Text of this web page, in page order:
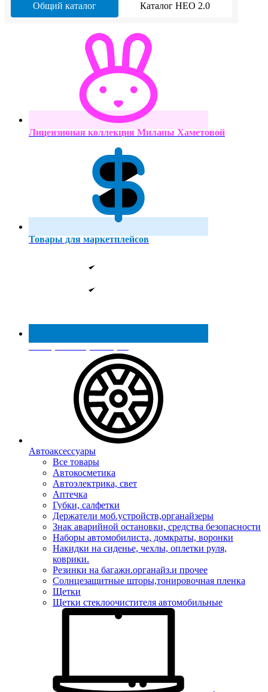
Общий каталог Каталог НЕО 2.0
Лицензионая коллекция Миланы Хаметовой
Товары для маркетплейсов
Реестр МинПромТорга
Автоаксессуары
Все товары
Автокосметика
Автоэлектрика, свет
Аптечка
Губки, салфетки
Держатели моб.устройств,органайзеры
Знак аварийной остановки, средства безопасности
Наборы автомобилиста, домкраты, воронки
Накидки на сиденье, чехлы, оплетки руля,
коврики.
Резинки на багажн.органайз.и прочее
Солнцезащитные шторы,тонировочная пленка
Щетки
Щетки стеклоочистителя автомобильные